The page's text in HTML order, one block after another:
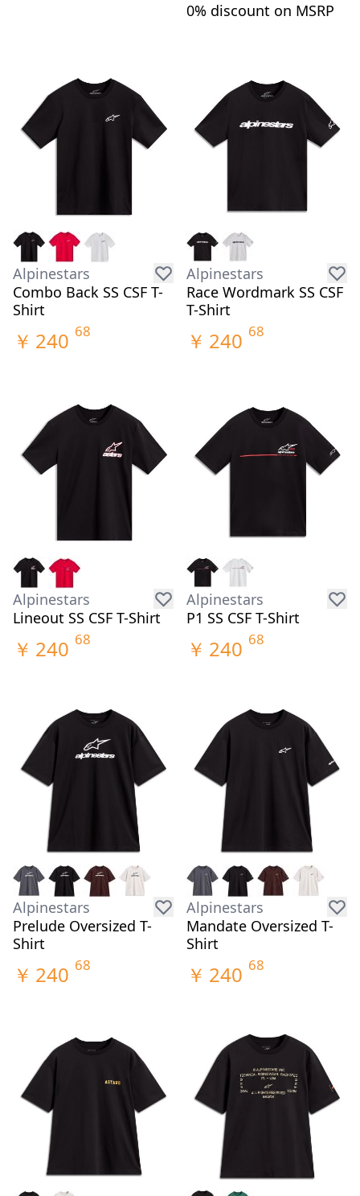
0% discount on MSRP
Alpinestars
Combo Back SS CSF T-
Shirt
￥ 240 68
Alpinestars
Race Wordmark SS CSF
T-Shirt
￥ 240 68
Alpinestars
Lineout SS CSF T-Shirt
￥ 240 68
Alpinestars
P1 SS CSF T-Shirt
￥ 240 68
Alpinestars
Prelude Oversized T-
Shirt
￥ 240 68
Alpinestars
Mandate Oversized T-
Shirt
￥ 240 68